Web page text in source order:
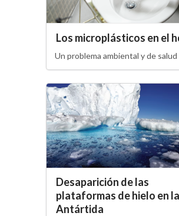
Los microplásticos en el
Un problema ambiental y de salud
Desaparición de las
plataformas de hielo en la
Antártida